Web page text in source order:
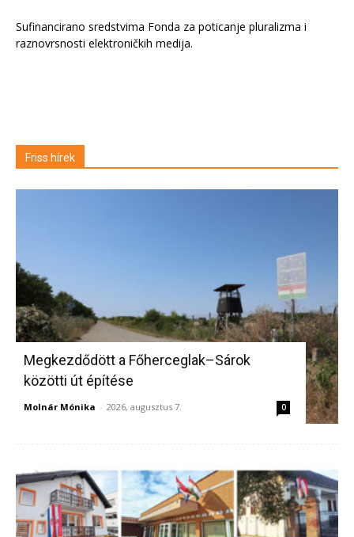
Sufinancirano sredstvima Fonda za poticanje pluralizma i
raznovrsnosti elektroničkih medija.
Friss hírek
Megkezdődött a Főherceglak–Sárok
közötti út építése
Molnár Mónika - 2026, augusztus 7. 0